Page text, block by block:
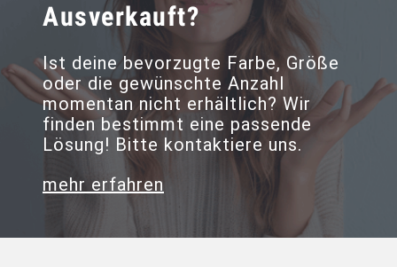
Ausverkauft?
Ist deine bevorzugte Farbe, Größe
oder die gewünschte Anzahl
momentan nicht erhältlich? Wir
finden bestimmt eine passende
Lösung! Bitte kontaktiere uns.
mehr erfahren